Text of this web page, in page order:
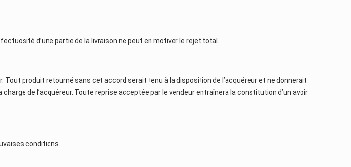
d’une partie de la livraison ne peut en motiver le rejet total.
Tout produit retourné sans cet accord serait tenu à la disposition de l’acquéreur et ne donnerait
de l’acquéreur. Toute reprise acceptée par le vendeur entraînera la constitution d’un avoir
conditions.